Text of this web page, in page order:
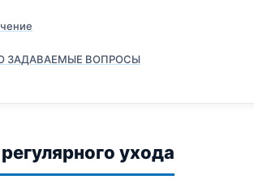
ЗАДАВАЕМЫЕ ВОПРОСЫ
ухода